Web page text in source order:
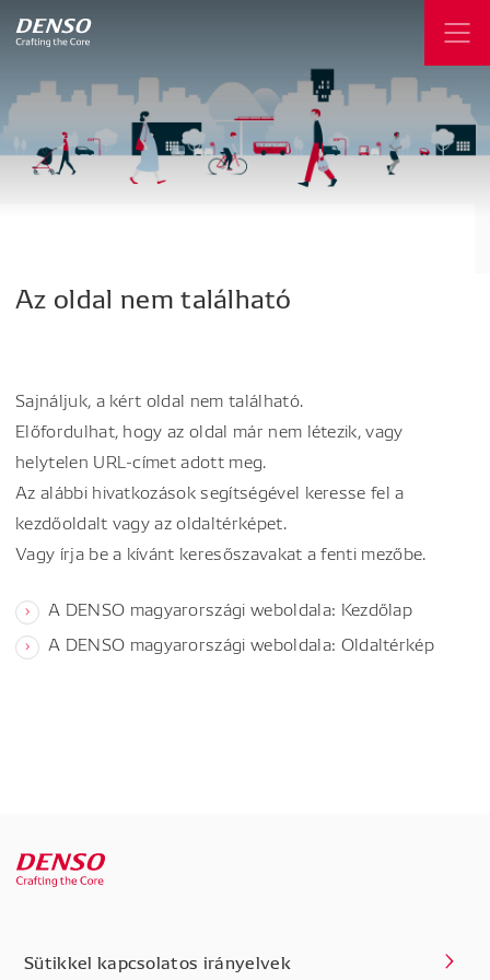
Az oldal nem található
Sajnáljuk, a kért oldal nem található.
Előfordulhat, hogy az oldal már nem létezik, vagy
helytelen URL-címet adott meg.
Az alábbi hivatkozások segítségével keresse fel a
kezdőoldalt vagy az oldaltérképet.
Vagy írja be a kívánt keresőszavakat a fenti mezőbe.
A DENSO magyarországi weboldala: Kezdőlap
A DENSO magyarországi weboldala: Oldaltérkép
Sütikkel kapcsolatos irányelvek